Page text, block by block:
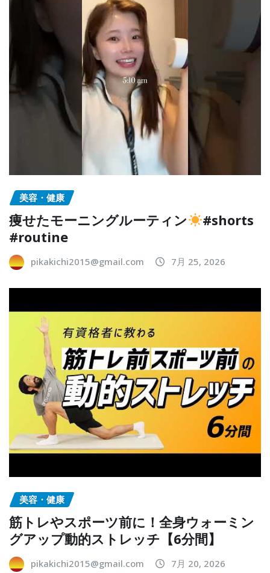
美容・健康
痩せたモーニングルーティン
#shorts
#routine
pikakichi2015@gmail.com 7月 25, 2026
美容・健康
筋トレやスポーツ前に！全身ウォーミン
グアップ動的ストレッチ【6分間】
pikakichi2015@gmail.com 7月 20, 2026